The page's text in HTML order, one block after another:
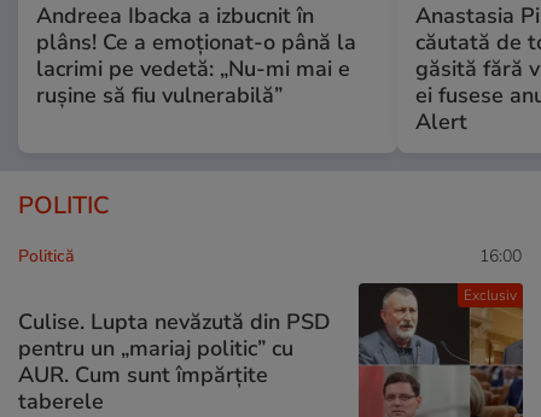
Andreea Ibacka a izbucnit în
plâns! Ce a emoționat-o până la
lacrimi pe vedetă: „Nu-mi mai e
rușine să fiu vulnerabilă”
Anastasia
căutată de
găsită fără
ei fusese
Alert
POLITIC
Exclusiv
Politică 16:00
Culise. Lupta nevăzută din PSD
pentru un „mariaj politic” cu
AUR. Cum sunt împărțite
taberele